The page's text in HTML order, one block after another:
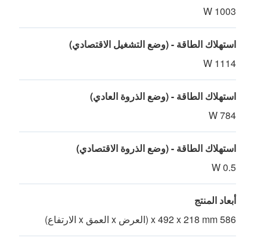
1003 W
استهلاك الطاقة - (وضع التشغيل الاقتصادي)
1114 W
استهلاك الطاقة - (وضع الذروة العادي)
784 W
استهلاك الطاقة - (وضع الذروة الاقتصادي)
0.5 W
أبعاد المنتج
586 x 492 x 218 mm (العرض x العمق x الارتفاع)